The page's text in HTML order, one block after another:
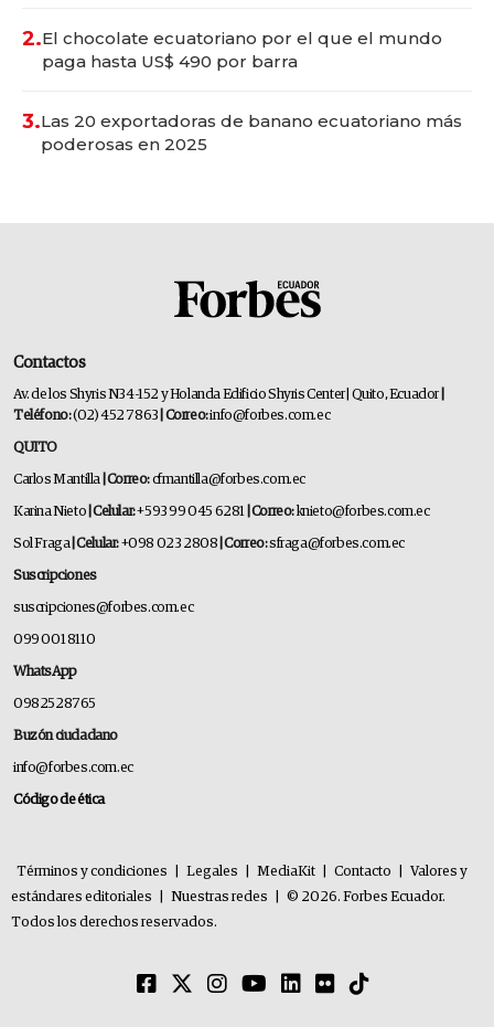
2.El chocolate ecuatoriano por el que el mundo
paga hasta US$ 490 por barra
3.Las 20 exportadoras de banano ecuatoriano más
poderosas en 2025
Contactos
Av. de los Shyris N34-152 y Holanda Edificio Shyris Center | Quito, Ecuador
Teléfono:(02) 452 7863 | Correo:info@forbes.com.ec
QUITO
Carlos Mantilla | Correo:cfmantilla@forbes.com.ec
Karina Nieto | Celular:+593 99 045 6281 | Correo: knieto@forbes.com.ec
Sol Fraga | Celular:+098 023 2808 | Correo:sfraga@forbes.com.ec
Suscripciones
suscripciones@forbes.com.ec
099 001 8110
WhatsApp
0982528765
Buzón ciudadano
info@forbes.com.ec
Código de ética
Términos y condiciones Legales MediaKit Contacto
Valores y
estándares editoriales
Nuestras redes
© 2026. Forbes Ecuador.
Todos los derechos reservados.